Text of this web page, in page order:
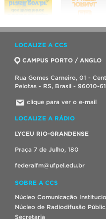
LOCALIZE A CCS
CAMPUS PORTO / ANGLO
Rua Gomes Carneiro, 01 -
Pelotas - RS, Brasil - 96010-
clique para ver o e-mail
LOCALIZE A RÁDIO
LYCEU RIO-GRANDENSE
Praça 7 de Julho, 180
federalfm@ufpel.edu.br
SOBRE A CCS
Núcleo Comunicação
Núcleo de Radiodifusão
Secretaria